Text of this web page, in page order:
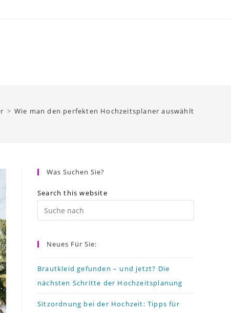
> Wie man den perfekten Hochzeitsplaner auswählt
Was Suchen Sie?
Search this website
Escape
Neues Für Sie:
Brautkleid gefunden – und jetzt? Die
nächsten Schritte der Hochzeitsplanung
Sitzordnung bei der Hochzeit: Tipps für